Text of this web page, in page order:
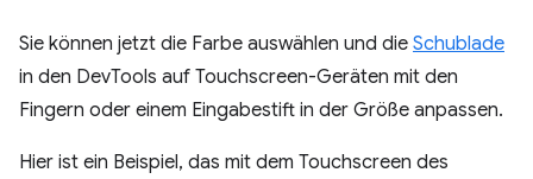
Sie können jetzt die Farbe auswählen und die Schublade
in den DevTools auf Touchscreen-Geräten mit den
Fingern oder einem Eingabestift in der Größe anpassen.
Hier ist ein Beispiel, das mit dem Touchscreen des